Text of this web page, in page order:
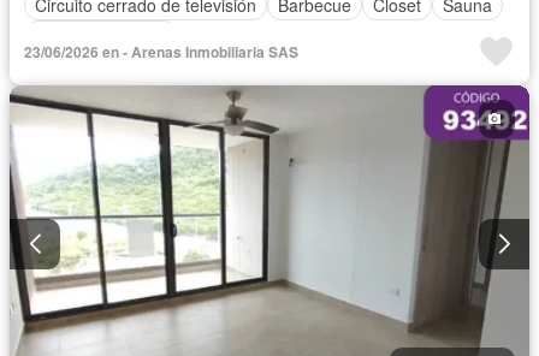
Circuito cerrado de televisión
Barbecue Closet
Sauna
23/06/2026 en - Arenas Inmobiliaria SAS